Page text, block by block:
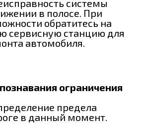
системы
в полосе. При
обратитесь на
сервисную станцию для
автомобиля.
ограничения
предела
в данный момент.